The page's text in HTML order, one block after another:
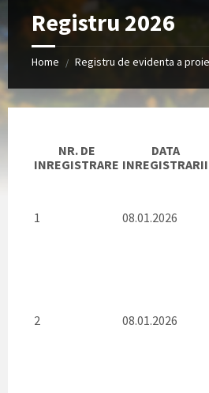
Registru 2026
Home / Registru de evidenta a
NR. DE
INREGISTRARE
DATA
INREGISTRARII
1 08.01.2026
2 08.01.2026